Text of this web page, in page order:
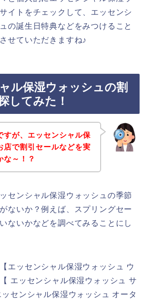
イトをチェックして、エッセンシ
の誕生日特典などをみつけること
せていただきますね♪
ル保湿ウォッシュの割
してみた！
すが、エッセンシャル保
店で割引セールなどを実
な～！？
センシャル保湿ウォッシュの季節
ないか？例えば、スプリングセー
ないかなどを調べてみることにし
エッセンシャル保湿ウォッシュ ウ
エッセンシャル保湿ウォッシュ サ
センシャル保湿ウォッシュ オータ